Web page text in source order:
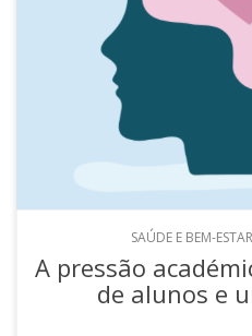
SAÚDE E BEM-ESTAR
A pressão
de alunos e